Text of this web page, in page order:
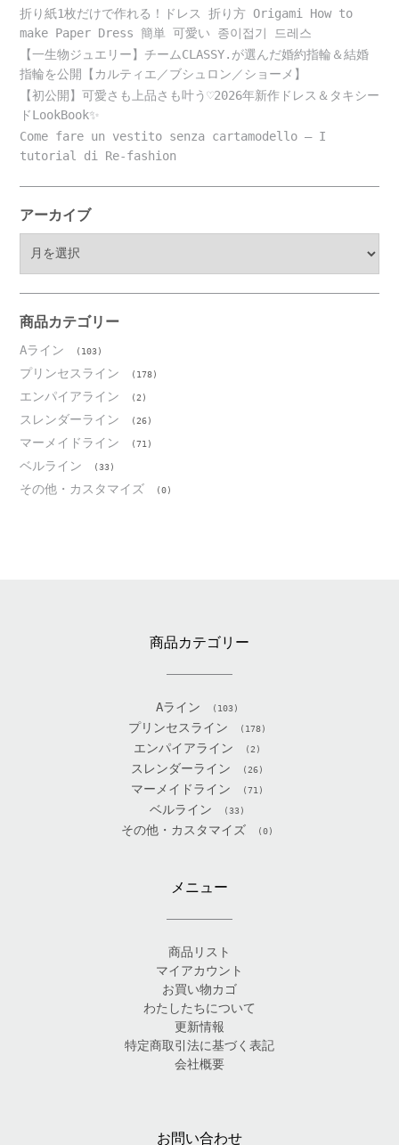
折り紙1枚だけで作れる！ドレス 折り方 Origami How to
make Paper Dress 簡単 可愛い 종이접기 드레스
【一生物ジュエリー】チームCLASSY.が選んだ婚約指輪＆結婚
指輪を公開【カルティエ／ブシュロン／ショーメ】
【初公開】可愛さも上品さも叶う♡2026年新作ドレス＆タキシー
ドLookBook✨
Come fare un vestito senza cartamodello – I
tutorial di Re-fashion
アーカイブ
ブ
商品カテゴリー
Aライン (103)
プリンセスライン (178)
エンパイアライン (2)
スレンダーライン (26)
マーメイドライン (71)
ベルライン (33)
その他・カスタマイズ (0)
商品カテゴリー
Aライン (103)
プリンセスライン (178)
エンパイアライン (2)
スレンダーライン (26)
マーメイドライン (71)
ベルライン (33)
その他・カスタマイズ (0)
メニュー
商品リスト
マイアカウント
お買い物カゴ
わたしたちについて
更新情報
特定商取引法に基づく表記
会社概要
お問い合わせ